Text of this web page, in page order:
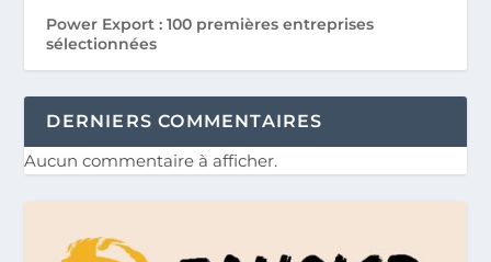
Power Export : 100 premières entreprises
sélectionnées
DERNIERS COMMENTAIRES
Aucun commentaire à afficher.